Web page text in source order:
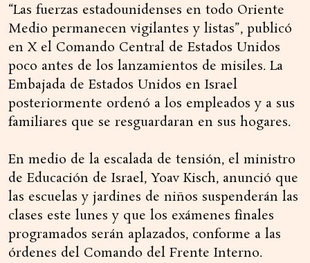
“Las fuerzas estadounidenses en todo Oriente
Medio permanecen vigilantes y listas”, publicó
en X el Comando Central de Estados Unidos
poco antes de los lanzamientos de misiles. La
Embajada de Estados Unidos en Israel
posteriormente ordenó a los empleados y a sus
familiares que se resguardaran en sus hogares.
En medio de la escalada de tensión, el ministro
de Educación de Israel, Yoav Kisch, anunció que
las escuelas y jardines de niños suspenderán las
clases este lunes y que los exámenes finales
programados serán aplazados, conforme a las
órdenes del Comando del Frente Interno.